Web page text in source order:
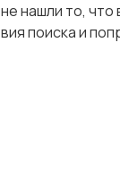
нашли то, что
поиска и